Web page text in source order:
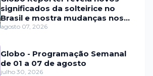
significados da solteirice no
Brasil e mostra mudanças nos
relacionamentos
agosto 07, 2026
Globo - Programação Semanal
de 01 a 07 de agosto
julho 30, 2026